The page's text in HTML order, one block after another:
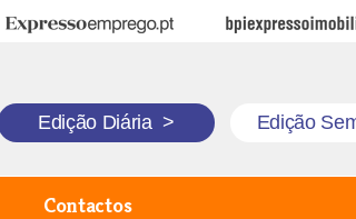
Expresso Emprego BPI Expresso
Edição Diária > Edição
Contactos